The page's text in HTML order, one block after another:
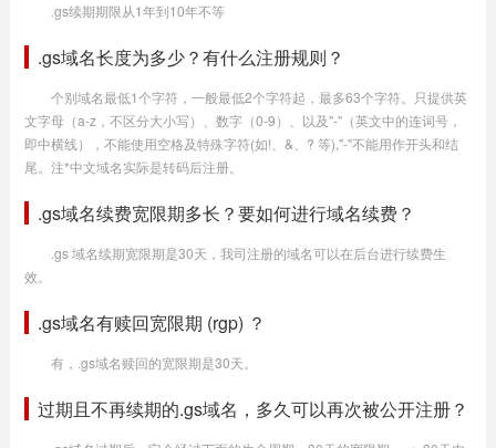
.gs续期期限从1年到10年不等
.gs域名长度为多少？有什么注册规则？
个别域名最低1个字符，一般最低2个字符起，最多63个字符。只提供英
文字母（a-z，不区分大小写）、数字（0-9）、以及"-"（英文中的连词号，
即中横线），不能使用空格及特殊字符(如!、&、? 等),"-"不能用作开头和结
尾。注*中文域名实际是转码后注册。
.gs域名续费宽限期多长？要如何进行域名续费？
.gs 域名续期宽限期是30天，我司注册的域名可以在后台进行续费生
效。
.gs域名有赎回宽限期 (rgp) ？
有，.gs域名赎回的宽限期是30天。
过期且不再续期的.gs域名，多久可以再次被公开注册？